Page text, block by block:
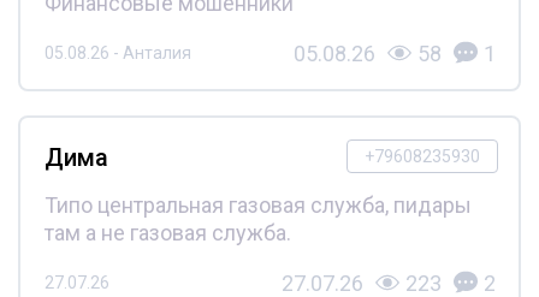
05.08.26 - Анталия 05.08.26 58 1
+79608235930
Дима
Типо центральная газовая служба, пидары
там а не газовая служба.
27.07.26 27.07.26 223 2